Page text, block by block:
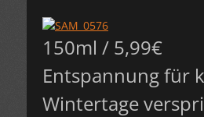
150ml / 5,99€
Entspannung für
Wintertage